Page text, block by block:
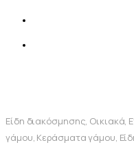
Είδη διακόσμησης, Οικιακά,
γάμου, Κεράσματα γάμου,